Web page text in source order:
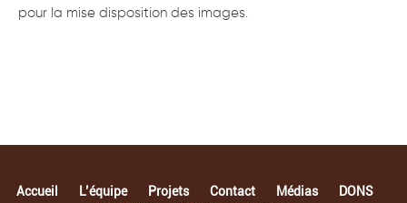
pour la mise disposition des images.
Accueil L’équipe Projets Contact Médias
DONS